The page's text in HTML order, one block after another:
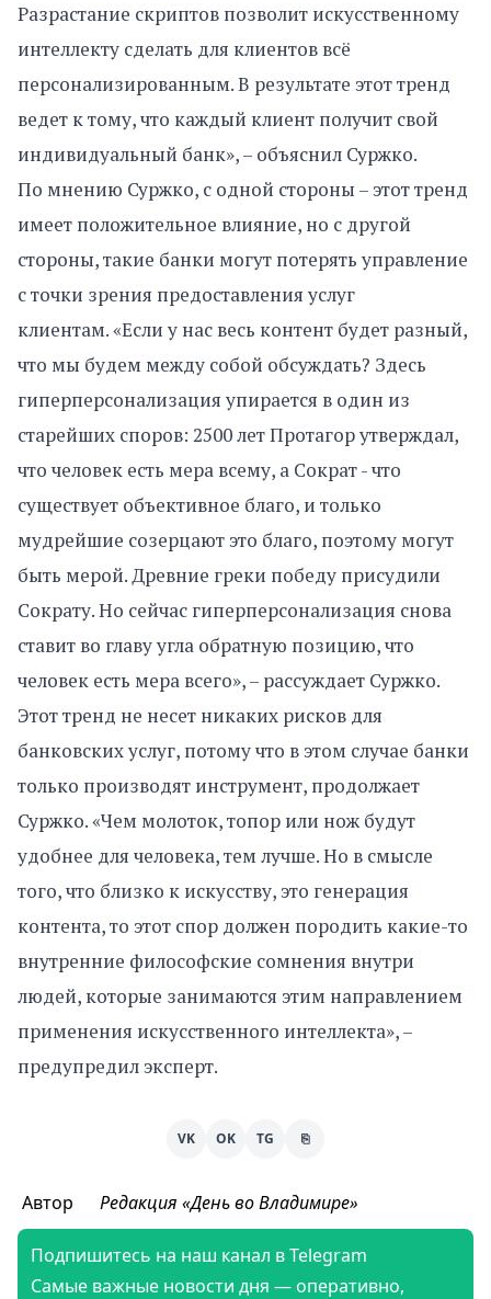
Разрастание скриптов позволит искусственному
интеллекту сделать для клиентов всё
персонализированным. В результате этот тренд
ведет к тому, что каждый клиент получит свой
индивидуальный банк», – объяснил Суржко.
По мнению Суржко, с одной стороны – этот тренд
имеет положительное влияние, но с другой
стороны, такие банки могут потерять управление
с точки зрения предоставления услуг
клиентам. «Если у нас весь контент будет разный,
что мы будем между собой обсуждать? Здесь
гиперперсонализация упирается в один из
старейших споров: 2500 лет Протагор утверждал,
что человек есть мера всему, а Сократ - что
существует объективное благо, и только
мудрейшие созерцают это благо, поэтому могут
быть мерой. Древние греки победу присудили
Сократу. Но сейчас гиперперсонализация снова
ставит во главу угла обратную позицию, что
человек есть мера всего», – рассуждает Суржко.
Этот тренд не несет никаких рисков для
банковских услуг, потому что в этом случае банки
только производят инструмент, продолжает
Суржко. «Чем молоток, топор или нож будут
удобнее для человека, тем лучше. Но в смысле
того, что близко к искусству, это генерация
контента, то этот спор должен породить какие-то
внутренние философские сомнения внутри
людей, которые занимаются этим направлением
применения искусственного интеллекта», –
предупредил эксперт.
VK OK TG ⎘
Автор Редакция «День во Владимире»
Подпишитесь на наш канал в Telegram
Самые важные новости дня — оперативно,